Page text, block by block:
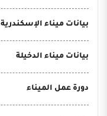
بيانات ميناء الإسكندرية
بيانات ميناء الدخيلة
دورة عمل الميناء